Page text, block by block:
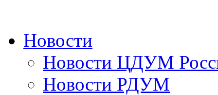
Новости
Новости ЦДУМ
Новости РДУМ